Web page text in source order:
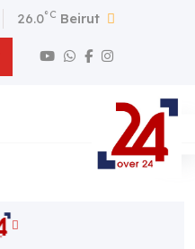
26.0°C Beirut